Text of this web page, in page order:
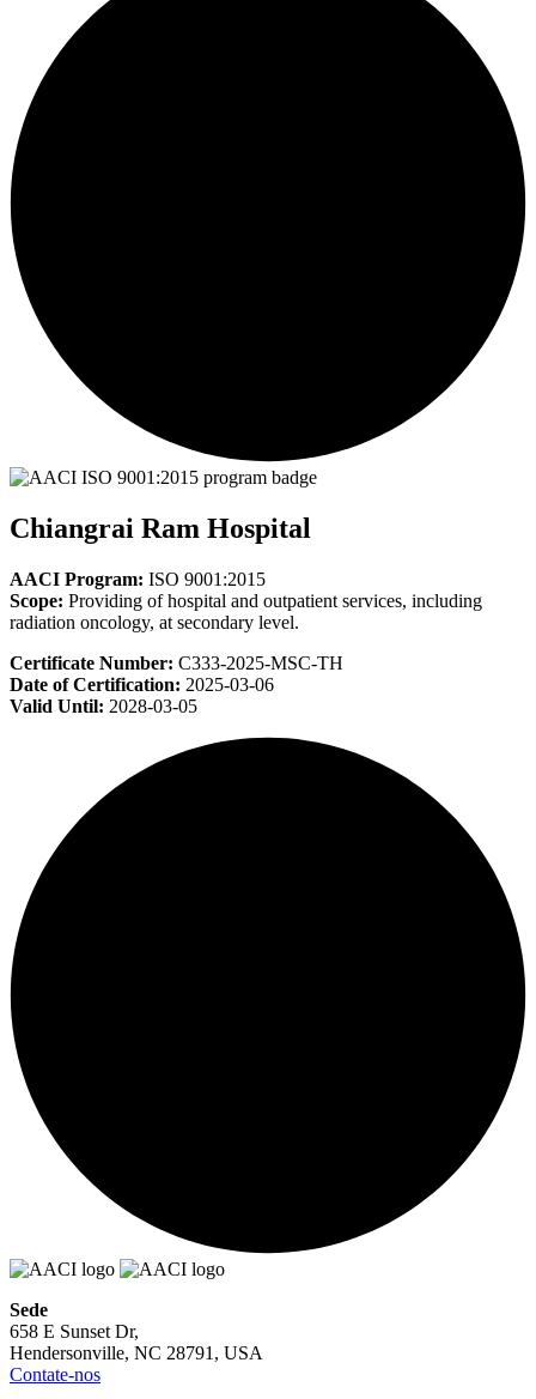
Chiangrai Ram Hospital
AACI Program: ISO 9001:2015
Scope: Providing of hospital and outpatient services, including
radiation oncology, at secondary level.
Certificate Number: C333-2025-MSC-TH
Date of Certification: 2025-03-06
Valid Until: 2028-03-05
Sede
658 E Sunset Dr,
Hendersonville, NC 28791, USA
Contate-nos